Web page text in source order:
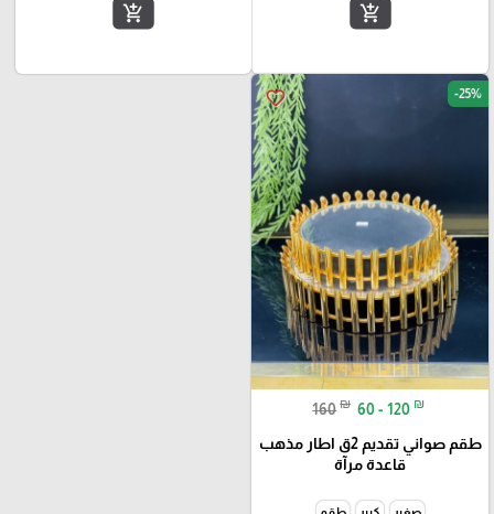
add_shopping_cart
add_shopping_cart
favorite_border -25%
160 ₪ 60 - 120 ₪
طقم صواني تقديم 2ق اطار مذهب
قاعدة مرآة
صغير كبير طقم